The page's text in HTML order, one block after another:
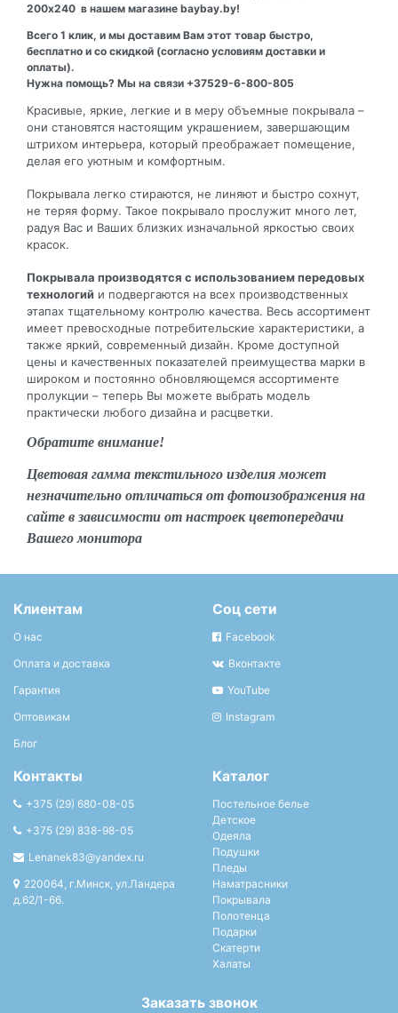
200х240 в нашем магазине baybay.by!
Всего 1 клик, и мы доставим Вам этот товар быстро,
бесплатно и со скидкой (согласно условиям доставки и
оплаты).
Нужна помощь? Мы на связи +37529-6-800-805
Красивые, яркие, легкие и в меру объемные покрывала –
они становятся настоящим украшением, завершающим
штрихом интерьера, который преображает помещение,
делая его уютным и комфортным.
Покрывала легко стираются, не линяют и быстро сохнут,
не теряя форму. Такое покрывало прослужит много лет,
радуя Вас и Ваших близких изначальной яркостью своих
красок.
Покрывала производятся с использованием передовых
технологий и подвергаются на всех производственных
этапах тщательному контролю качества. Весь ассортимент
имеет превосходные потребительские характеристики, а
также яркий, современный дизайн. Кроме доступной
цены и качественных показателей преимущества марки в
широком и постоянно обновляющемся ассортименте
пролукции – теперь Вы можете выбрать модель
практически любого дизайна и расцветки.
Обратите внимание!
Цветовая гамма текстильного изделия может
незначительно отличаться от фотоизображения на
сайте в зависимости от настроек цветопередачи
Вашего монитора
Клиентам
О нас
Оплата и доставка
Гарантия
Оптовикам
Блог
Соц сети
Facebook
Вконтакте
YouTube
Instagram
Контакты
+375 (29) 680-08-05
+375 (29) 838-98-05
Lenanek83@yandex.ru
220064, г.Минск, ул.Ландера
д.62/1-66.
Каталог
Постельное белье
Детское
Одеяла
Подушки
Пледы
Наматрасники
Покрывала
Полотенца
Подарки
Скатерти
Халаты
Заказать звонок